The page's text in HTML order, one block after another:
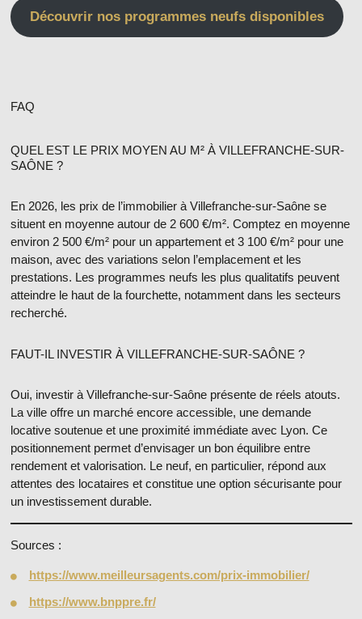
Découvrir nos programmes neufs disponibles
FAQ
QUEL EST LE PRIX MOYEN AU M² À VILLEFRANCHE-SUR-
SAÔNE ?
En 2026, les prix de l’immobilier à Villefranche-sur-Saônese
situent en moyenne autour de 2 600 €/m². Comptez en moyenne
environ 2 500 €/m² pour un appartementet 3 100 €/m² pour une
maison, avec des variations selon l’emplacement et les
prestations. Les programmes neufs les plus qualitatifs peuvent
atteindre le haut de la fourchette, notamment dans les secteurs
recherché.
FAUT-IL INVESTIR À VILLEFRANCHE-SUR-SAÔNE ?
Oui, investir à Villefranche-sur-Saôneprésente de réels atouts.
La ville offre un marché encore accessible, une demande
locative soutenue et une proximité immédiate avec Lyon. Ce
positionnement permet d’envisager un bon équilibre entre
rendement et valorisation. Le neuf, en particulier, répond aux
attentes des locataires et constitue une option sécurisante pour
un investissement durable.
Sources :
https://www.meilleursagents.com/prix-immobilier/
https://www.bnppre.fr/